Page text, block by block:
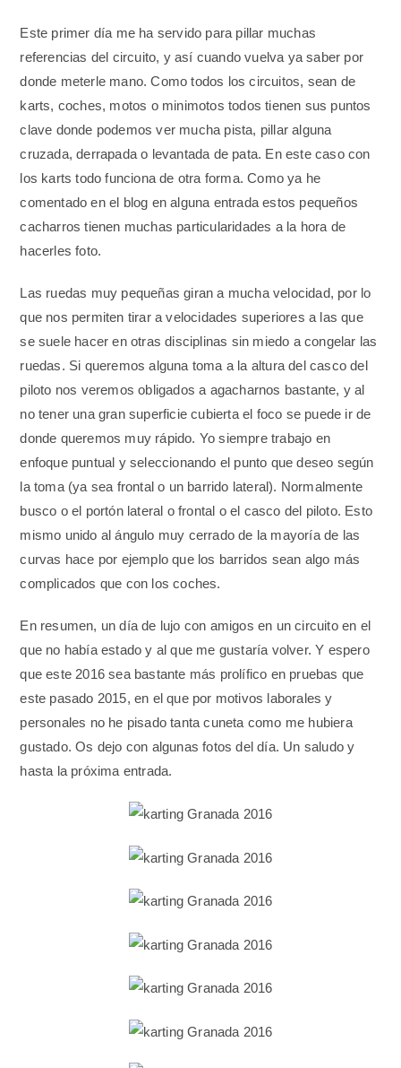
Este primer día me ha servido para pillar muchas
referencias del circuito, y así cuando vuelva ya saber por
donde meterle mano. Como todos los circuitos, sean de
karts, coches, motos o minimotos todos tienen sus puntos
clave donde podemos ver mucha pista, pillar alguna
cruzada, derrapada o levantada de pata. En este caso con
los karts todo funciona de otra forma. Como ya he
comentado en el blog en alguna entrada estos pequeños
cacharros tienen muchas particularidades a la hora de
hacerles foto.
Las ruedas muy pequeñas giran a mucha velocidad, por lo
que nos permiten tirar a velocidades superiores a las que
se suele hacer en otras disciplinas sin miedo a congelar las
ruedas. Si queremos alguna toma a la altura del casco del
piloto nos veremos obligados a agacharnos bastante, y al
no tener una gran superficie cubierta el foco se puede ir de
donde queremos muy rápido. Yo siempre trabajo en
enfoque puntual y seleccionando el punto que deseo según
la toma (ya sea frontal o un barrido lateral). Normalmente
busco o el portón lateral o frontal o el casco del piloto. Esto
mismo unido al ángulo muy cerrado de la mayoría de las
curvas hace por ejemplo que los barridos sean algo más
complicados que con los coches.
En resumen, un día de lujo con amigos en un circuito en el
que no había estado y al que me gustaría volver. Y espero
que este 2016 sea bastante más prolífico en pruebas que
este pasado 2015, en el que por motivos laborales y
personales no he pisado tanta cuneta como me hubiera
gustado. Os dejo con algunas fotos del día. Un saludo y
hasta la próxima entrada.